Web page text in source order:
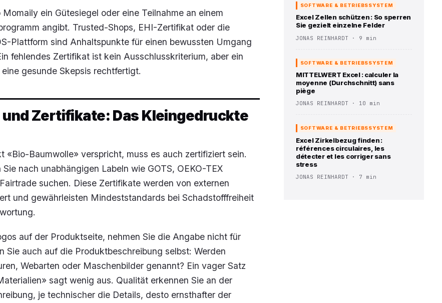
Momaily ein Gütesiegel oder eine Teilnahme an einem
angibt. Trusted-Shops, EHI-Zertifikat oder die
Plattform sind Anhaltspunkte für einen bewussten Umgang
fehlendes Zertifikat ist kein Ausschlusskriterium, aber ein
gesunde Skepsis rechtfertigt.
Zertifikate: Das Kleingedruckte
«Bio-Baumwolle» verspricht, muss es auch zertifiziert sein.
nach unabhängigen Labeln wie GOTS, OEKO-TEX
suchen. Diese Zertifikate werden von externen
und gewährleisten Mindeststandards bei Schadstofffreiheit
auf der Produktseite, nehmen Sie die Angabe nicht für
Sie auch auf die Produktbeschreibung selbst: Werden
Webarten oder Maschenbilder genannt? Ein vager Satz
sagt wenig aus. Qualität erkennen Sie an der
je technischer die Details, desto ernsthafter der
SOFTWARE & BETRIEBSSYSTEM
Excel Zellen schützen : So sperren
Sie gezielt einzelne Felder
JONAS REINHARDT · 9 min
SOFTWARE & BETRIEBSSYSTEM
MITTELWERT Excel : calculer la
moyenne (Durchschnitt) sans
piège
JONAS REINHARDT · 10 min
SOFTWARE & BETRIEBSSYSTEM
Excel Zirkelbezug finden :
références circulaires, les
détecter et les corriger sans
stress
JONAS REINHARDT · 7 min